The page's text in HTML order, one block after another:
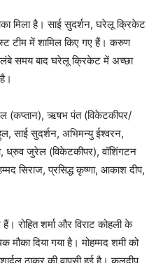
मिला है। साई सुदर्शन, घरेलू क्रिकेट
टीम में शामिल किए गए हैं। करुण
लंबे समय बाद घरेलू क्रिकेट में अच्छा
(कप्तान), ऋषभ पंत (विकेटकीपर/
साई सुदर्शन, अभिमन्यु ईश्वरन,
ध्रुव जुरेल (विकेटकीपर), वॉशिंगटन
सिराज, प्रसिद्ध कृष्णा, आकाश दीप,
रोहित शर्मा और विराट कोहली के
मौका दिया गया है। मोहम्मद शमी को